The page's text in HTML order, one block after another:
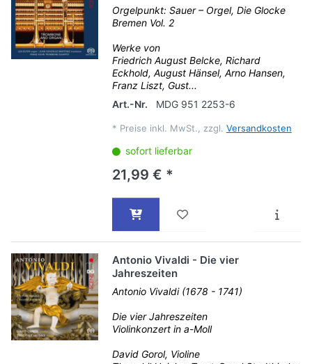
Orgelpunkt: Sauer – Orgel, Die Glocke
Bremen Vol. 2
Werke von
Friedrich August Belcke, Richard
Eckhold, August Hänsel, Arno Hansen,
Franz Liszt, Gust...
Art.-Nr.
MDG 951 2253-6
* Preise inkl. MwSt., zzgl. Versandkosten
sofort lieferbar
21,99 € *
Antonio Vivaldi - Die vier
Jahreszeiten
Antonio Vivaldi (1678 - 1741)
Die vier Jahreszeiten
Violinkonzert in a-Moll
David Gorol, Violine